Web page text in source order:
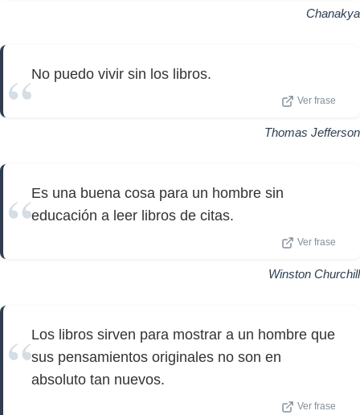
Chanakya
No puedo vivir sin los libros.
Ver frase
Thomas Jefferson
Es una buena cosa para un hombre sin
educación a leer libros de citas.
Ver frase
Winston Churchill
Los libros sirven para mostrar a un hombre que
sus pensamientos originales no son en
absoluto tan nuevos.
Ver frase